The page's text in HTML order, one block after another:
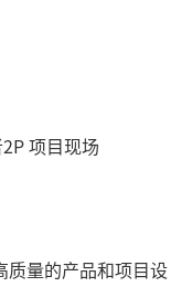
项目现场
质量的产品和项目设